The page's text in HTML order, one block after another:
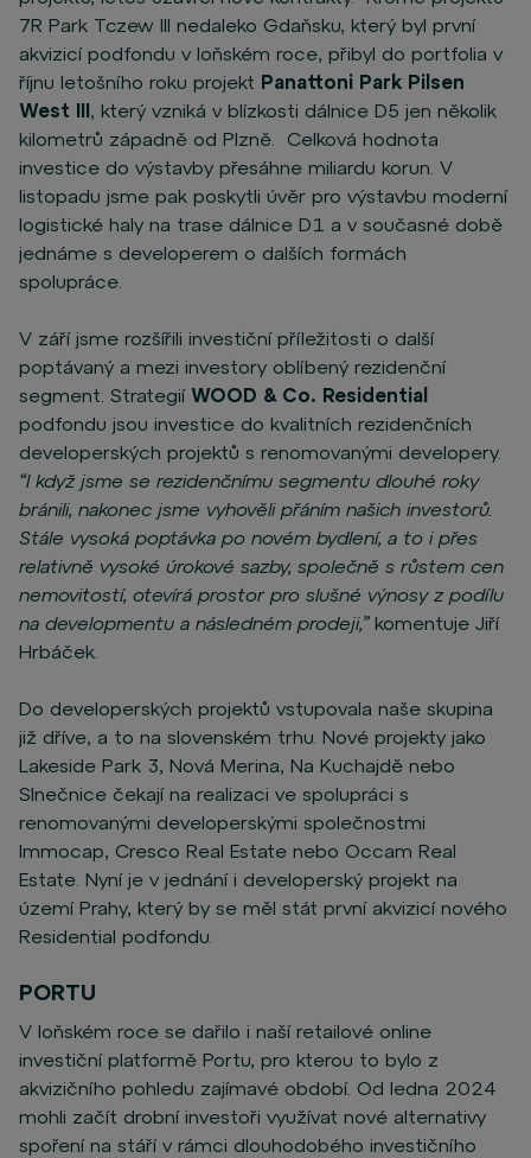
7R Park Tczew III nedaleko Gdaňsku, který byl první
akvizicí podfondu v loňském roce, přibyl do portfolia v
říjnu letošního roku projekt Panattoni Park Pilsen
West III, který vzniká v blízkosti dálnice D5 jen několik
kilometrů západně od Plzně. Celková hodnota
investice do výstavby přesáhne miliardu korun. V
listopadu jsme pak poskytli úvěr pro výstavbu moderní
logistické haly na trase dálnice D1 a v současné době
jednáme s developerem o dalších formách
spolupráce.
V září jsme rozšířili investiční příležitosti o další
poptávaný a mezi investory oblíbený rezidenční
segment. Strategií WOOD & Co. Residential
podfondu jsou investice do kvalitních rezidenčních
developerských projektů s renomovanými developery.
“I když jsme se rezidenčnímu segmentu dlouhé roky
bránili, nakonec jsme vyhověli přáním našich investorů.
Stále vysoká poptávka po novém bydlení, a to i přes
relativně vysoké úrokové sazby, společně s růstem cen
nemovitostí, otevírá prostor pro slušné výnosy z podílu
na developmentu a následném prodeji,” komentuje Jiří
Hrbáček.
Do developerských projektů vstupovala naše skupina
již dříve, a to na slovenském trhu. Nové projekty jako
Lakeside Park 3, Nová Merina, Na Kuchajdě nebo
Slnečnice čekají na realizaci ve spolupráci s
renomovanými developerskými společnostmi
Immocap, Cresco Real Estate nebo Occam Real
Estate. Nyní je v jednání i developerský projekt na
území Prahy, který by se měl stát první akvizicí nového
Residential podfondu.
PORTU
V loňském roce se dařilo i naší retailové online
investiční platformě Portu, pro kterou to bylo z
akvizičního pohledu zajímavé období. Od ledna 2024
mohli začít drobní investoři využívat nové alternativy
spoření na stáří v rámci dlouhodobého investičního